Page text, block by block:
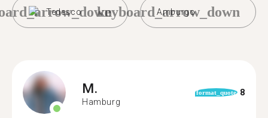
Tedesco Amburgo
keyboard_arrow_down
M.
Hamburg
format_quote 8